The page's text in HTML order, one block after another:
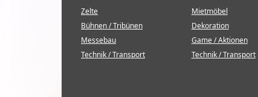
Zelte
Bühnen / Tribünen
Messebau
Technik / Transport
Mietmöbel
Dekoration
Game / Aktionen
Technik / Transport